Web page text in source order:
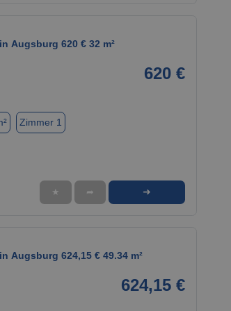
Augsburg 620 € 32 m²
620 €
Zimmer 1
★ ➦ ➜
Augsburg 624,15 € 49.34 m²
624,15 €